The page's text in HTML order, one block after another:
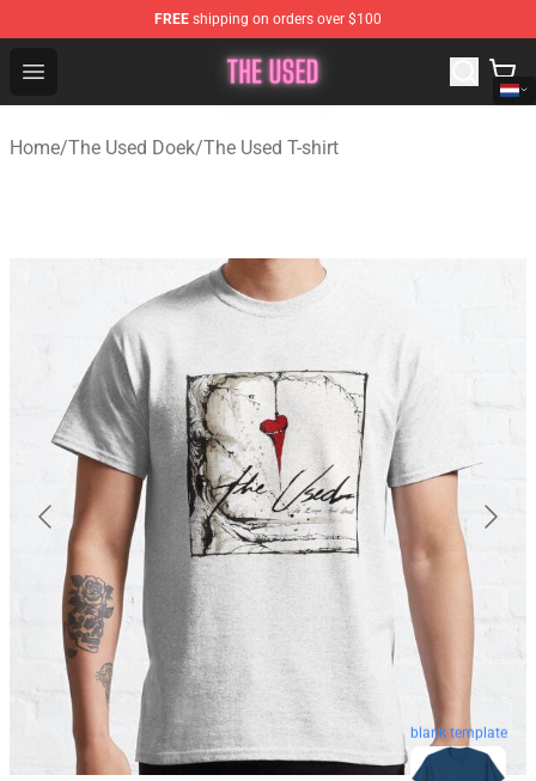
FREE shipping on orders over $100
Open menu
The Used Store - Official The Used Merchandise Shop
Home/The Used Doek/The Used T-shirt
blank template